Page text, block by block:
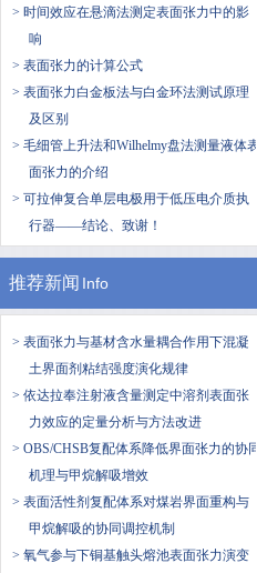
> 时间效应在悬滴法测定表面张力中的影
响
> 表面张力的计算公式
> 表面张力白金板法与白金环法测试原理
及区别
> 毛细管上升法和Wilhelmy盘法测量液体表
面张力的介绍
> 可拉伸复合单层电极用于低压电介质执
行器——结论、致谢！
推荐新闻 Info
> 表面张力与基材含水量耦合作用下混凝
土界面剂粘结强度演化规律
> 依达拉奉注射液含量测定中溶剂表面张
力效应的定量分析与方法改进
> OBS/CHSB复配体系降低界面张力的协同
机理与甲烷解吸增效
> 表面活性剂复配体系对煤岩界面重构与
甲烷解吸的协同调控机制
> 氧气参与下铜基触头熔池表面张力演变